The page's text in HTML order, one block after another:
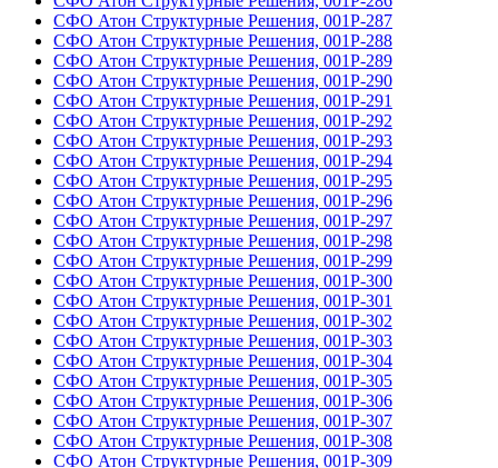
СФО Атон Структурные Решения, 001Р-287
СФО Атон Структурные Решения, 001Р-288
СФО Атон Структурные Решения, 001Р-289
СФО Атон Структурные Решения, 001Р-290
СФО Атон Структурные Решения, 001Р-291
СФО Атон Структурные Решения, 001Р-292
СФО Атон Структурные Решения, 001Р-293
СФО Атон Структурные Решения, 001Р-294
СФО Атон Структурные Решения, 001Р-295
СФО Атон Структурные Решения, 001Р-296
СФО Атон Структурные Решения, 001Р-297
СФО Атон Структурные Решения, 001Р-298
СФО Атон Структурные Решения, 001Р-299
СФО Атон Структурные Решения, 001Р-300
СФО Атон Структурные Решения, 001Р-301
СФО Атон Структурные Решения, 001Р-302
СФО Атон Структурные Решения, 001Р-303
СФО Атон Структурные Решения, 001Р-304
СФО Атон Структурные Решения, 001Р-305
СФО Атон Структурные Решения, 001Р-306
СФО Атон Структурные Решения, 001Р-307
СФО Атон Структурные Решения, 001Р-308
СФО Атон Структурные Решения, 001Р-309